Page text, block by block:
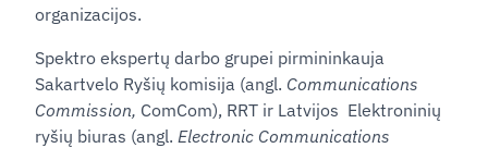
organizacijos.
Spektro ekspertų darbo grupei pirmininkauja
Sakartvelo Ryšių komisija (angl. Communications
Commission, ComCom), RRT ir Latvijos Elektroninių
ryšių biuras (angl. Electronic Communications